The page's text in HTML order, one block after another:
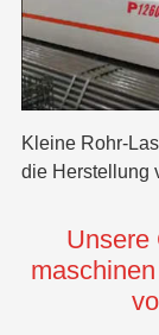
Kleine Rohr-
die Herstellung
Unsere